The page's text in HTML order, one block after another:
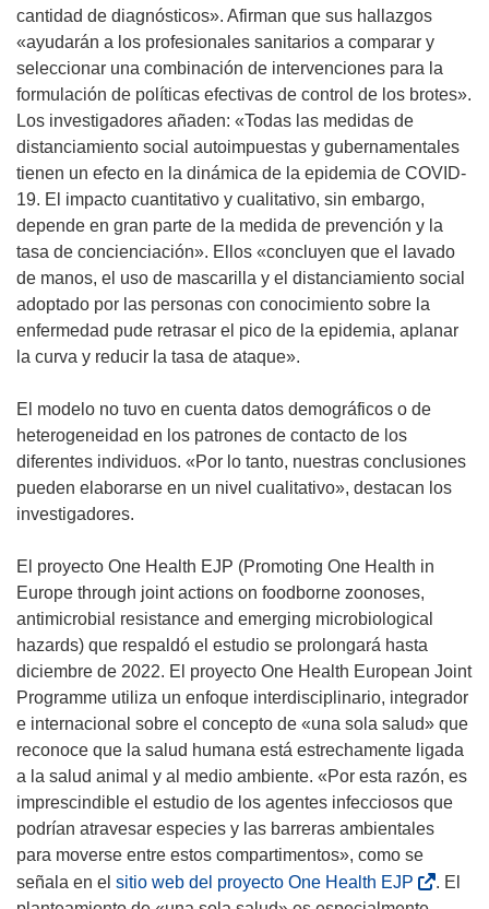
n
a
cantidad de diagnósticos». Afirman que sus hallazgos
«ayudarán a los profesionales sanitarios a comparar y
seleccionar una combinación de intervenciones para la
formulación de políticas efectivas de control de los brotes».
Los investigadores añaden: «Todas las medidas de
distanciamiento social autoimpuestas y gubernamentales
tienen un efecto en la dinámica de la epidemia de COVID-
19. El impacto cuantitativo y cualitativo, sin embargo,
depende en gran parte de la medida de prevención y la
tasa de concienciación». Ellos «concluyen que el lavado
de manos, el uso de mascarilla y el distanciamiento social
adoptado por las personas con conocimiento sobre la
enfermedad pude retrasar el pico de la epidemia, aplanar
la curva y reducir la tasa de ataque».
El modelo no tuvo en cuenta datos demográficos o de
heterogeneidad en los patrones de contacto de los
diferentes individuos. «Por lo tanto, nuestras conclusiones
pueden elaborarse en un nivel cualitativo», destacan los
investigadores.
El proyecto One Health EJP (Promoting One Health in
Europe through joint actions on foodborne zoonoses,
antimicrobial resistance and emerging microbiological
hazards) que respaldó el estudio se prolongará hasta
diciembre de 2022. El proyecto One Health European Joint
Programme utiliza un enfoque interdisciplinario, integrador
e internacional sobre el concepto de «una sola salud» que
reconoce que la salud humana está estrechamente ligada
a la salud animal y al medio ambiente. «Por esta razón, es
imprescindible el estudio de los agentes infecciosos que
podrían atravesar especies y las barreras ambientales
para moverse entre estos compartimentos», como se
señala en el sitio web del proyecto One Health EJP
. El